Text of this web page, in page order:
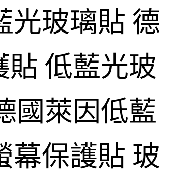
光玻璃貼 德
貼 低藍光玻
國萊因低藍
幕保護貼 玻